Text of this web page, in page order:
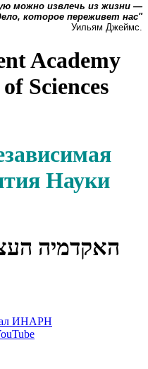
можно извлечь из жизни —
которое переживет нас"
Уильям Джеймс.
Academy
Sciences
Науки
האקדמיה
ИНАРН